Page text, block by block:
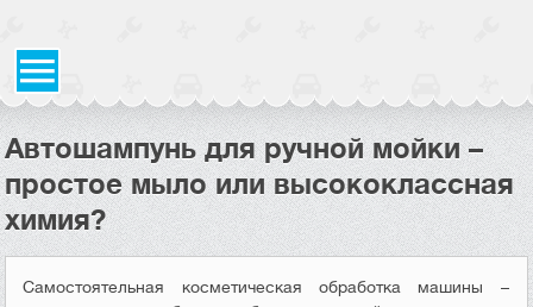
Автошампунь для ручной мойки –
простое мыло или высококлассная
химия?
Самостоятельная косметическая обработка машины –